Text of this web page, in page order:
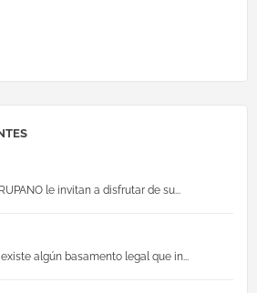
le invitan a disfrutar de su...
algún basamento legal que in...